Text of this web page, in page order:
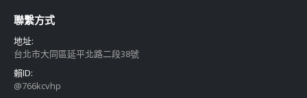
聯繫方式
地址:
台北市大同區延平北路二段38號
賴ID:
@766kcvhp